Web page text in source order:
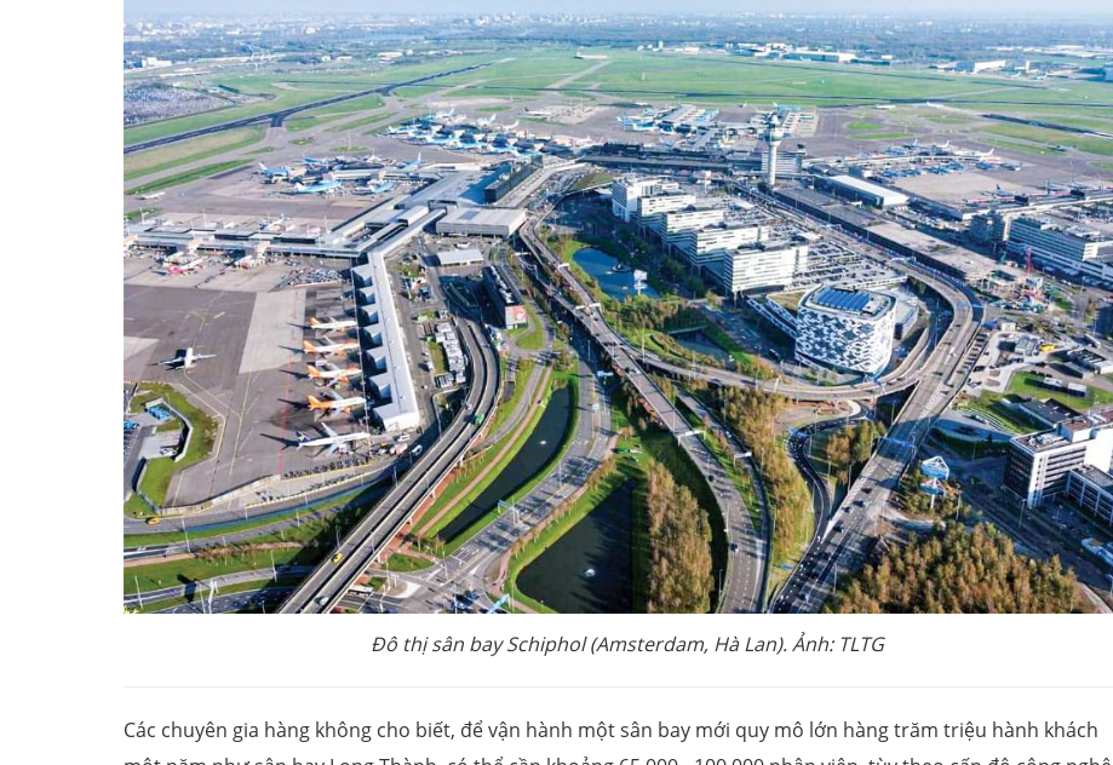
Đô thị sân bay Schiphol (Amsterdam, Hà Lan). Ảnh: TLTG
Các chuyên gia hàng không cho biết, để vận hành một sân bay mới quy mô lớn hàng trăm triệu hành khách